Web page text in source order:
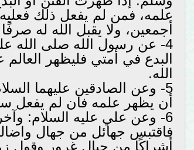
علمه، فمن لم يفعل ذلك فعليه
أجمعين، ولا يقبل الله له
4- عن رسول الله صلى الله
البدع في أمتي فليظهر
الله.
5- وعن الصادقين عليهما
أن يظهر علمه فان لم يفعل
6- وعن علي عليه السلام:
فاقتبس جهائل من جهال
أشراكًا من حبال غرور وقول